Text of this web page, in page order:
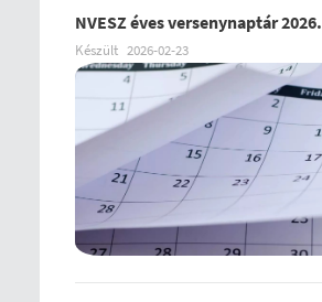
NVESZ éves versenynaptár 2026.
Készült 2026-02-23